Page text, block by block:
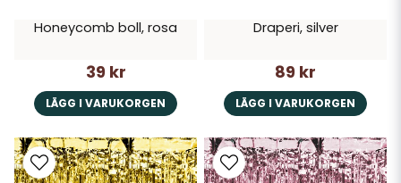
Honeycomb boll, rosa
39 kr
LÄGG I VARUKORGEN
Draperi, silver
89 kr
LÄGG I VARUKORGEN